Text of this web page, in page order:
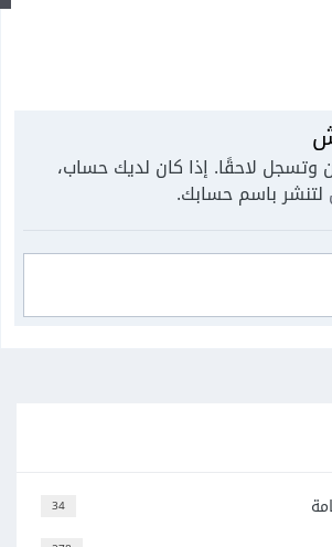
وتسجل لاحقًا. إذا كان لديك حساب،
لتنشر باسم حسابك.
34